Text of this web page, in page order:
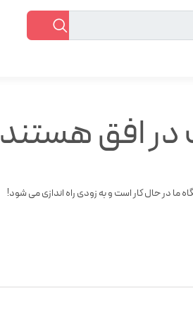
در افق هستند
ما در حال کار است و به زودی راه اندازی می شود!